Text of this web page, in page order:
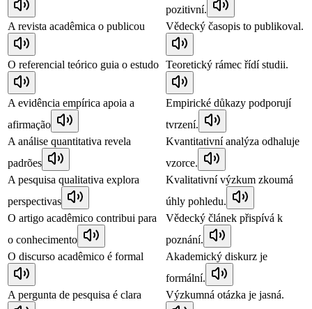
pozitivní.
A revista acadêmica o publicou
Vědecký časopis to publikoval.
O referencial teórico guia o estudo Teoretický rámec řídí studii.
A evidência empírica apoia a
afirmação
Empirické důkazy podporují
tvrzení.
A análise quantitativa revela
padrões
Kvantitativní analýza odhaluje
vzorce.
A pesquisa qualitativa explora
perspectivas
Kvalitativní výzkum zkoumá
úhly pohledu.
O artigo acadêmico contribui para
o conhecimento
Vědecký článek přispívá k
poznání.
O discurso acadêmico é formal
Akademický diskurz je
formální.
A pergunta de pesquisa é clara
Výzkumná otázka je jasná.